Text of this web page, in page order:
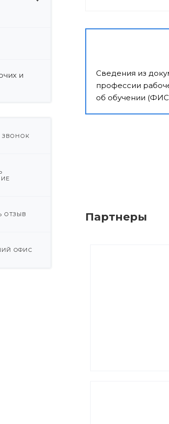
и
ЗВОНОК
ОТЗЫВ
ОФИС
Сведения из
профессии
об обучении
Партнеры